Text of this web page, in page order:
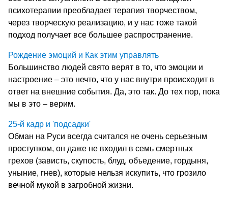
психотерапии преобладает терапия творчеством,
через творческую реализацию, и у нас тоже такой
подход получает все большее распространение.
Рождение эмоций и Как этим управлять
Большинство людей свято верят в то, что эмоции и
настроение – это нечто, что у нас внутри происходит в
ответ на внешние события. Да, это так. До тех пор, пока
мы в это – верим.
25-й кадр и 'подсадки'
Обман на Руси всегда считался не очень серьезным
проступком, он даже не входил в семь смертных
грехов (зависть, скупость, блуд, объедение, гордыня,
уныние, гнев), которые нельзя искупить, что грозило
вечной мукой в загробной жизни.